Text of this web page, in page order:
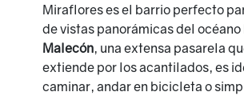
Miraflores es el barrio perfecto
de vistas panorámicas del océano
Malecón, una extensa pasarela
extiende por los acantilados, es
caminar, andar en bicicleta o